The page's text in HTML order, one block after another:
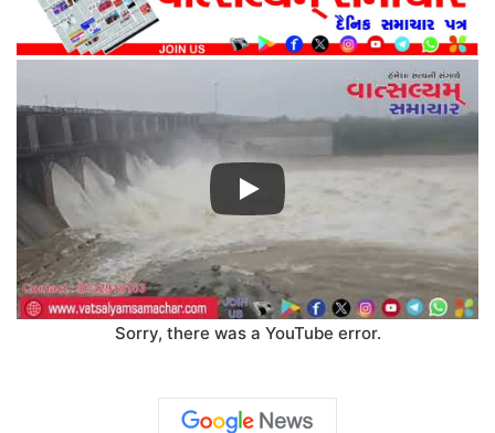
Sorry, there was a YouTube error.